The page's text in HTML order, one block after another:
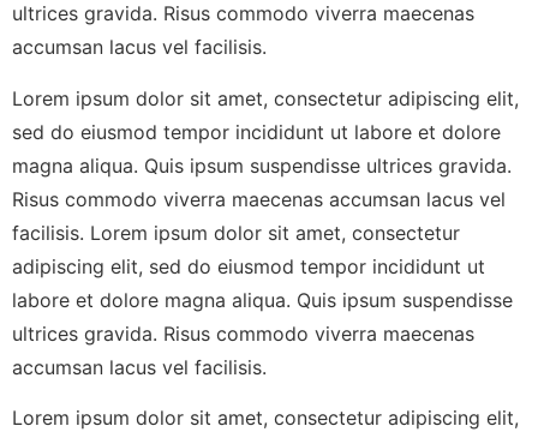
ultrices gravida. Risus commodo viverra maecenas
accumsan lacus vel facilisis.
Lorem ipsum dolor sit amet, consectetur adipiscing elit,
sed do eiusmod tempor incididunt ut labore et dolore
magna aliqua. Quis ipsum suspendisse ultrices gravida.
Risus commodo viverra maecenas accumsan lacus vel
facilisis. Lorem ipsum dolor sit amet, consectetur
adipiscing elit, sed do eiusmod tempor incididunt ut
labore et dolore magna aliqua. Quis ipsum suspendisse
ultrices gravida. Risus commodo viverra maecenas
accumsan lacus vel facilisis.
Lorem ipsum dolor sit amet, consectetur adipiscing elit,